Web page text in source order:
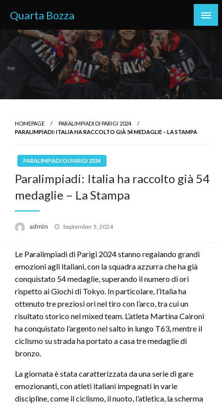
content
Quarta Bozza
HOMEPAGE
PARALIMPIADI DI PARIGI 2024
PARALIMPIADI: ITALIA HA RACCOLTO GIÀ 54 MEDAGLIE – LA STAMPA
PARALIMPIADI DI PARIGI 2024
Paralimpiadi: Italia ha raccolto già 54
medaglie – La Stampa
admin
Posted
September 5, 2024
Le Paralimpiadi di Parigi 2024 stanno regalando grandi
emozioni agli italiani, con la squadra azzurra che ha già
conquistato 54 medaglie, superando il numero di ori
rispetto ai Giochi di Tokyo. In particolare, l’Italia ha
ottenuto tre preziosi ori nel tiro con l’arco, tra cui un
risultato storico nel mixed team. L’atleta Martina Caironi
ha conquistato l’argento nel salto in lungo T63, mentre il
ciclismo su strada ha portato a casa tre medaglie di
bronzo.
La giornata è stata caratterizzata da una serie di gare
emozionanti, con atleti italiani impegnati in varie
discipline, come il ciclismo, il nuoto, l’atletica, la scherma